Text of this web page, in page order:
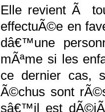
Elle revient Ã
effectuÃ©e en
dâ€™une
mÃªme si les
ce dernier cas,
Ã©chus sont
sâ€™il est